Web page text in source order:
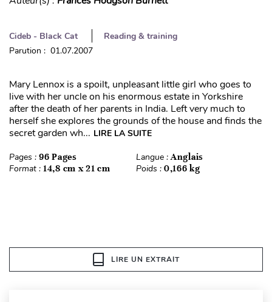
Cideb - Black Cat
Reading & training
Parution : 01.07.2007
Mary Lennox is a spoilt, unpleasant little girl who goes to
live with her uncle on his enormous estate in Yorkshire
after the death of her parents in India. Left very much to
herself she explores the grounds of the house and finds the
secret garden wh... LIRE LA SUITE
Pages : 96 Pages Langue :Anglais
Format : 14,8 cm x 21 cm Poids : 0,166 kg
LIRE UN EXTRAIT